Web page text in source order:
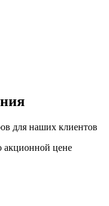
для наших клиентов
акционной цене